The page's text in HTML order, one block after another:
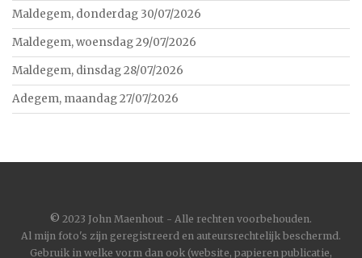
Maldegem, donderdag 30/07/2026
Maldegem, woensdag 29/07/2026
Maldegem, dinsdag 28/07/2026
Adegem, maandag 27/07/2026
© 2023 John Maenhout - Alle rechten voorbehouden.
Al mijn foto's zijn geregistreerd en auteursrechtelijk beschermd.
Gebruik in welke vorm dan ook (website, papieren publicatie,